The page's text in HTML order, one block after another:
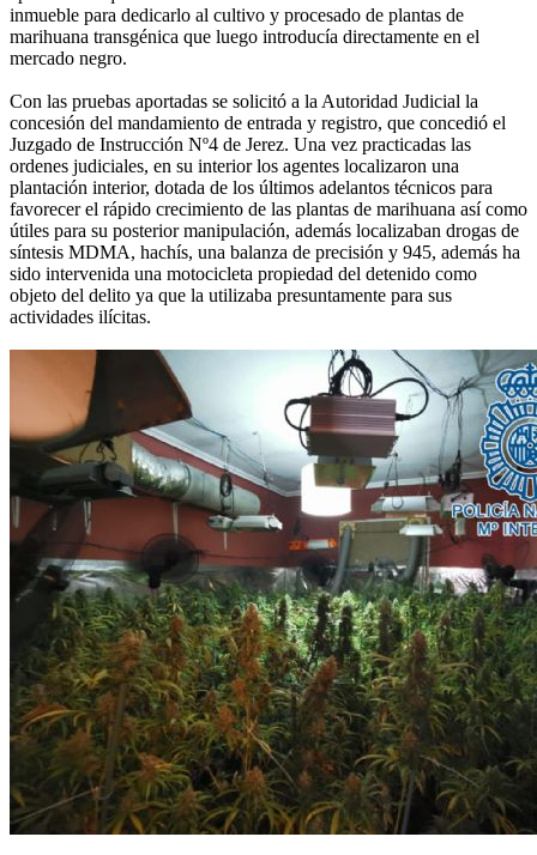
inmueble para dedicarlo al cultivo y procesado de plantas de
marihuana transgénica que luego introducía directamente en el
mercado negro.
Con las pruebas aportadas se solicitó a la Autoridad Judicial la
concesión del mandamiento de entrada y registro, que concedió el
Juzgado de Instrucción Nº4 de Jerez. Una vez practicadas las
ordenes judiciales, en su interior los agentes localizaron una
plantación interior, dotada de los últimos adelantos técnicos para
favorecer el rápido crecimiento de las plantas de marihuana así como
útiles para su posterior manipulación, además localizaban drogas de
síntesis MDMA, hachís, una balanza de precisión y 945, además ha
sido intervenida una motocicleta propiedad del detenido como
objeto del delito ya que la utilizaba presuntamente para sus
actividades ilícitas.